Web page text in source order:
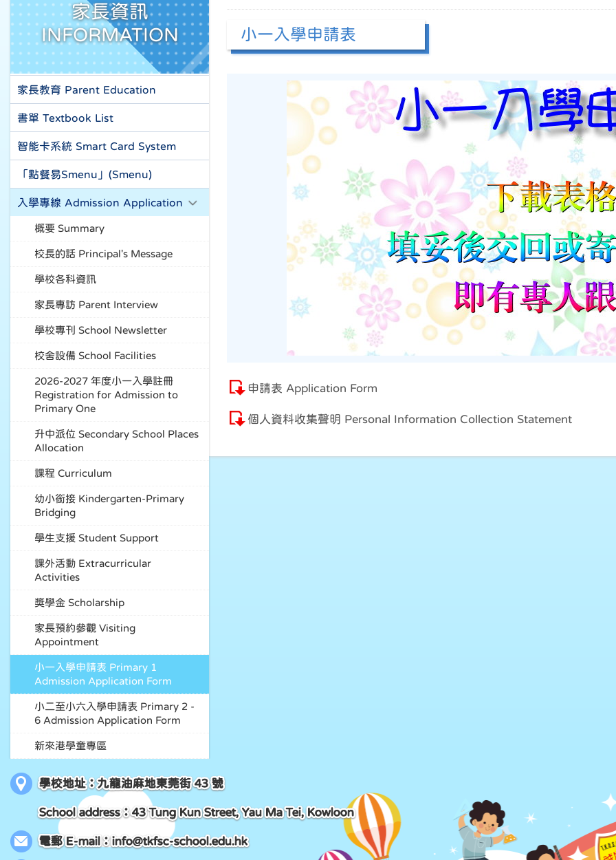
小一入學申請表
申請表 Application Form
個人資料收集聲明 Personal Information Collection Statement
家長資訊
INFORMATION
家長教育 Parent Education
書單 Textbook List
智能卡系統 Smart Card System
「點餐易Smenu」(Smenu)
入學專線 Admission Application
概要 Summary
校長的話 Principal's Message
學校各科資訊
家長專訪 Parent Interview
學校專刊 School Newsletter
校舍設備 School Facilities
2026-2027 年度小一入學註冊
Registration for Admission to
Primary One
升中派位 Secondary School Places
Allocation
課程 Curriculum
幼小銜接 Kindergarten-Primary
Bridging
學生支援 Student Support
課外活動 Extracurricular
Activities
獎學金 Scholarship
家長預約參觀 Visiting
Appointment
小一入學申請表 Primary 1
Admission Application Form
小二至小六入學申請表 Primary 2 -
6 Admission Application Form
新來港學童專區
學校地址：九龍油麻地東莞街 43 號
School address：43 Tung Kun Street, Yau Ma Tei, Kowloon
電郵 E-mail： info@tkfsc-school.edu.hk